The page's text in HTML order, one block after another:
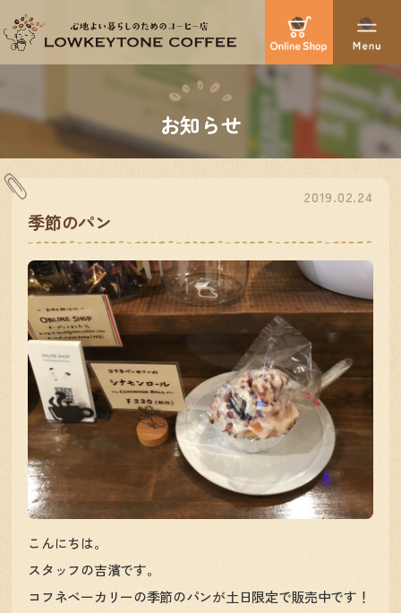
お知らせ
2019.02.24
季節のパン
こんにちは。
スタッフの吉濱です。
コフネベーカリーの季節のパンが土日限定で販売中です！